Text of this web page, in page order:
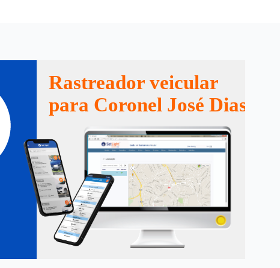
Rastreador veicular
para Coronel José Dias